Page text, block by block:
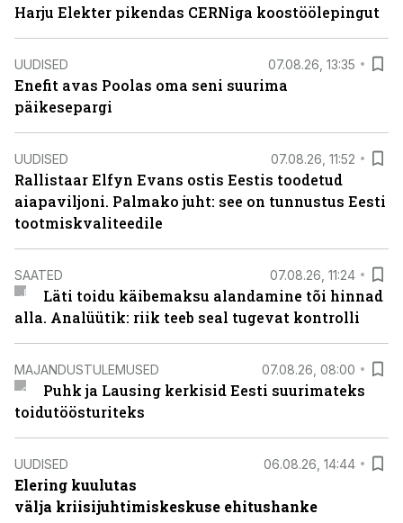
Harju Elekter pikendas CERNiga koostöölepingut
UUDISED 07.08.26, 13:35
Enefit avas Poolas oma seni suurima
päikesepargi
UUDISED 07.08.26, 11:52
Rallistaar Elfyn Evans ostis Eestis toodetud
aiapaviljoni. Palmako juht: see on tunnustus Eesti
tootmiskvaliteedile
SAATED 07.08.26, 11:24
Läti toidu käibemaksu alandamine tõi hinnad
alla. Analüütik: riik teeb seal tugevat kontrolli
MAJANDUSTULEMUSED 07.08.26, 08:00
Puhk ja Lausing kerkisid Eesti suurimateks
toidutöösturiteks
UUDISED 06.08.26, 14:44
Elering kuulutas
välja kriisijuhtimiskeskuse ehitushanke